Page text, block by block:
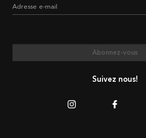
Adresse e-mail
Abonnez-vous
Suivez nous!